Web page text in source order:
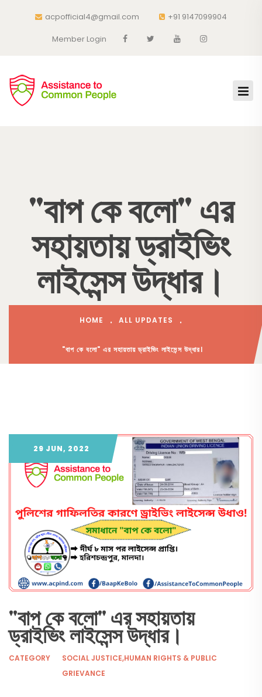
acpofficial4@gmail.com
+91 9147099904
Member Login
"বাপ কে বলো" এর
সহায়তায় ড্রাইভিং
লাইসেন্স উদ্ধার।
HOME ALL UPDATES
"বাপ কে বলো" এর সহায়তায় ড্রাইভিং লাইসেন্স উদ্ধার।
29 JUN, 2022
"বাপ কে বলো" এর সহায়তায়
ড্রাইভিং লাইসেন্স উদ্ধার।
CATEGORY
SOCIAL JUSTICE,HUMAN RIGHTS & PUBLIC
GRIEVANCE